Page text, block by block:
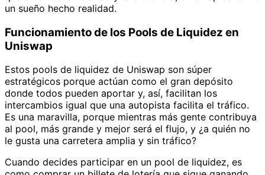
un sueño hecho realidad.
Funcionamiento de los Pools de Liquidez en
Uniswap
Estos pools de liquidez de Uniswap son súper
estratégicos porque actúan como el gran depósito
donde todos pueden aportar y, así, facilitan los
intercambios igual que una autopista facilita el tráfico.
Es una maravilla, porque mientras más gente contribuya
al pool, más grande y mejor será el flujo, y ¿a quién no
le gusta una carretera amplia y sin tráfico?
Cuando decides participar en un pool de liquidez, es